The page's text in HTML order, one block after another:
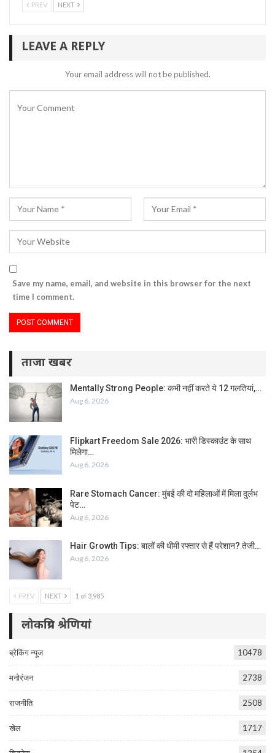
PREV NEXT
LEAVE A REPLY
Your email address will not be published.
Save my name, email, and website in this browser for the next
time I comment.
ताजा खबर
Mentally Strong People: कभी नहीं करते ये 12 गलतियां,…
Aug 6, 2026
Flipkart Freedom Sale 2026: भारी डिस्काउंट के साथ
मिलेगा…
Aug 6, 2026
Rare Stomach Cancer: मुंबई की दो महिलाओं में मिला दुर्लभ
पेट…
Aug 6, 2026
Hair Growth Tips: बालों की धीमी रफ्तार से हैं परेशान? तेजी…
Aug 6, 2026
PREV NEXT 1 of 3,985
लोकप्रिय श्रेणियां
ब्रेकिंग न्यूज 10478
मनोरंजन 2738
राजनीति 2508
खेल 1717